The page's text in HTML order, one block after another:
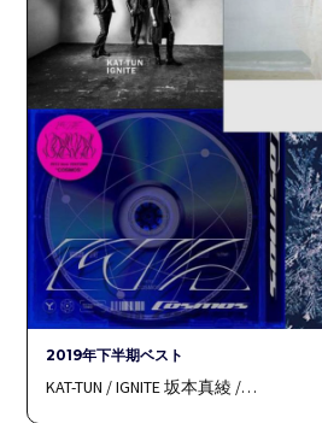
2019年下半期ベスト
KAT-TUN / IGNITE 坂本真綾 /…